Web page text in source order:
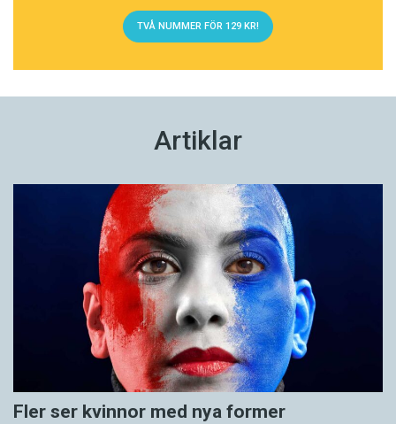
TVÅ NUMMER FÖR 129 KR!
Artiklar
Fler ser kvinnor med nya former